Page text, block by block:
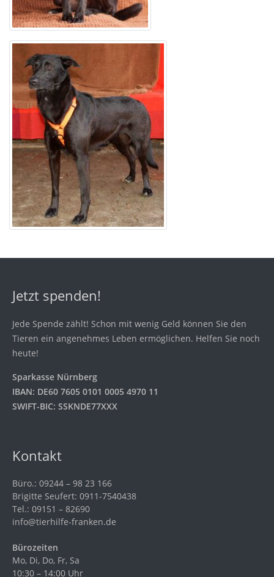
Jetzt spenden!
Jede Spende zählt! Schon mit wenig Geld können Sie den
Tieren ein angenehmes Leben ermöglichen. Helfen Sie noch
heute!
Sparkasse Nürnberg
IBAN: DE60 7605 0101 0005 4970 11
SWIFT-BIC: SSKNDE77XXX
Kontakt
Büro.: 09244 – 98 23 166
Brigitte Seufert: 0911-7540438
Tel.: 09151 – 82690
info@tierhilfe-franken.de
Bürozeiten
Mo, Di, Do, Fr, Sa
10:30 – 14:00 Uhr